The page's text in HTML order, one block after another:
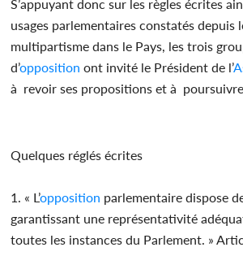
S’appuyant donc sur les règles écrites
usages parlementaires constatés depuis
multipartisme dans le Pays, les trois
d’opposition ont invité le Président de l’
à revoir ses propositions et à
Quelques réglés écrites
1. « L’opposition parlementaire dispose
garantissant une représentativité
toutes les instances du Parlement. »